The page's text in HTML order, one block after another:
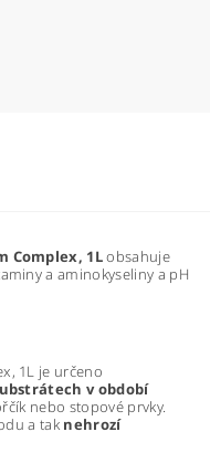
Complex, 1Lobsahuje
a aminokyseliny a pH
1L je určeno
v období
nebo stopové prvky.
a tak nehrozí